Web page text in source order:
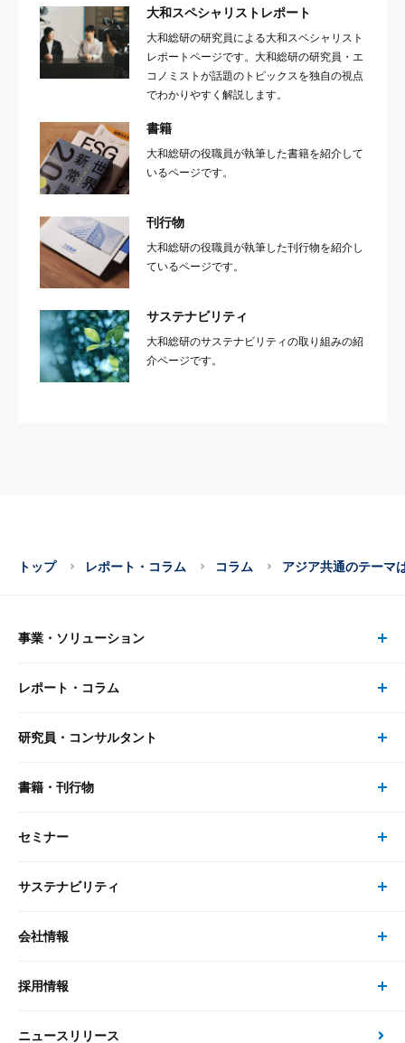
大和スペシャリストレポート
大和総研の研究員による大和スペシャリスト
レポートページです。大和総研の研究員・エ
コノミストが話題のトピックスを独自の視点
でわかりやすく解説します。
書籍
大和総研の役職員が執筆した書籍を紹介して
いるページです。
刊行物
大和総研の役職員が執筆した刊行物を紹介し
ているページです。
サステナビリティ
大和総研のサステナビリティの取り組みの紹
介ページです。
トップ レポート・コラム コラム アジア共通のテーマ
事業・ソリューション
事業・ソリューション トップ
リサーチ
大和総研の強み
先端テクノロジーに基づく新たな価値の創出
レポート・コラム
レポート・コラム トップ
最新のレポート・コラム
政策分析
研究員・コンサルタント
研究員・コンサルタント トップ
研究員
書籍・刊行物
書籍・刊行物 トップ
書籍
セミナー
セミナー トップ
現在受付中のセミナー・イベント
サステナビリティ
サステナビリティの取り組み
次世代社会への貢献
会社情報
会社情報 トップ
採用情報
採用情報 トップ
ニュースリリース